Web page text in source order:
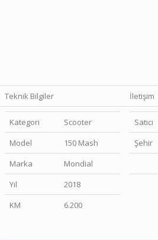
Teknik Bilgiler İletişim
Kategori
Scooter
Model
150 Mash
Marka
Mondial
Yıl
2018
KM
6.200
Satıcı
Şehir